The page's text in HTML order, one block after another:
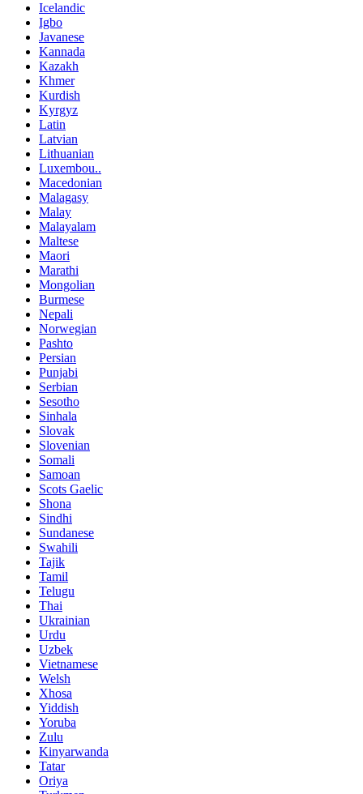
Icelandic
Igbo
Javanese
Kannada
Kazakh
Khmer
Kurdish
Kyrgyz
Latin
Latvian
Lithuanian
Luxembou..
Macedonian
Malagasy
Malay
Malayalam
Maltese
Maori
Marathi
Mongolian
Burmese
Nepali
Norwegian
Pashto
Persian
Punjabi
Serbian
Sesotho
Sinhala
Slovak
Slovenian
Somali
Samoan
Scots Gaelic
Shona
Sindhi
Sundanese
Swahili
Tajik
Tamil
Telugu
Thai
Ukrainian
Urdu
Uzbek
Vietnamese
Welsh
Xhosa
Yiddish
Yoruba
Zulu
Kinyarwanda
Tatar
Oriya